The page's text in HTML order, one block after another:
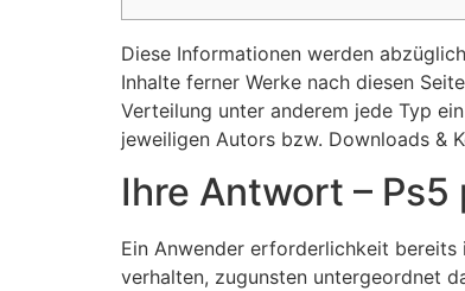
Diese Informationen werden
Inhalte ferner Werke nach diesen
Verteilung unter anderem jede Typ
jeweiligen Autors bzw. Downloads &
Ihre Antwort –
Ein Anwender erforderlichkeit bereits
verhalten, zugunsten untergeordnet